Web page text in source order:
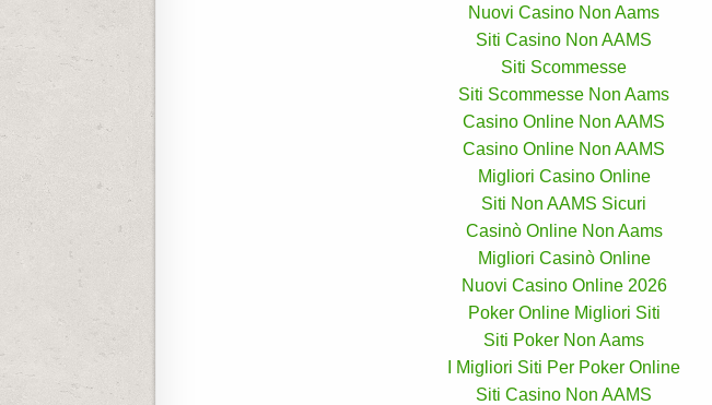
Nuovi Casino Non Aams
Siti Casino Non AAMS
Siti Scommesse
Siti Scommesse Non Aams
Casino Online Non AAMS
Casino Online Non AAMS
Migliori Casino Online
Siti Non AAMS Sicuri
Casinò Online Non Aams
Migliori Casinò Online
Nuovi Casino Online 2026
Poker Online Migliori Siti
Siti Poker Non Aams
I Migliori Siti Per Poker Online
Siti Casino Non AAMS